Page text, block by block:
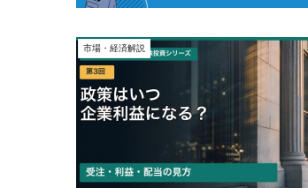
市場・経済解説